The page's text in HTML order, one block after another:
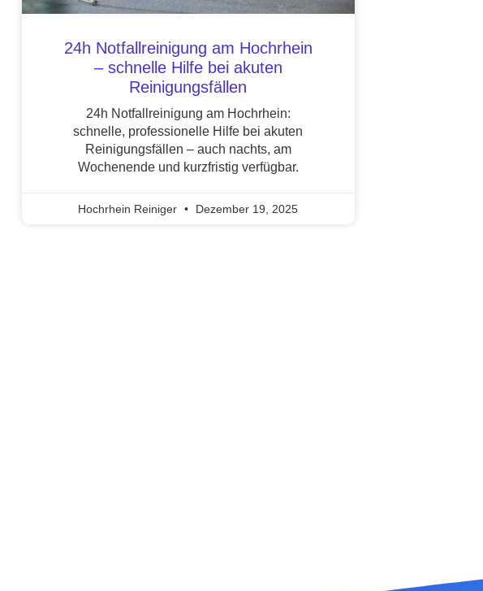
24h Notfallreinigung am Hochrhein
– schnelle Hilfe bei akuten
Reinigungsfällen
24h Notfallreinigung am Hochrhein:
schnelle, professionelle Hilfe bei akuten
Reinigungsfällen – auch nachts, am
Wochenende und kurzfristig verfügbar.
Hochrhein Reiniger Dezember 19, 2025